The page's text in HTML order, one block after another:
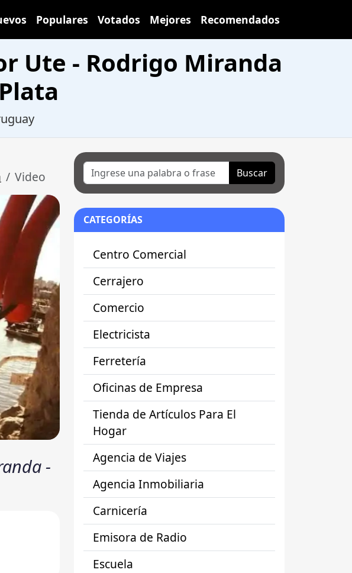
Populares Votados Mejores Recomendados
Ute - Rodrigo Miranda
Video
-
Buscar
CATEGORÍAS
Centro Comercial
Cerrajero
Comercio
Electricista
Ferretería
Oficinas de Empresa
Tienda de Artículos Para El
Hogar
Agencia de Viajes
Agencia Inmobiliaria
Carnicería
Emisora de Radio
Escuela